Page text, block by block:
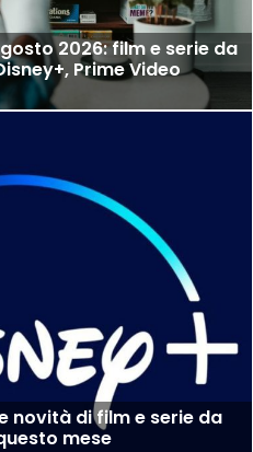
2026: film e serie da
Prime Video
novità di film e serie da
mese